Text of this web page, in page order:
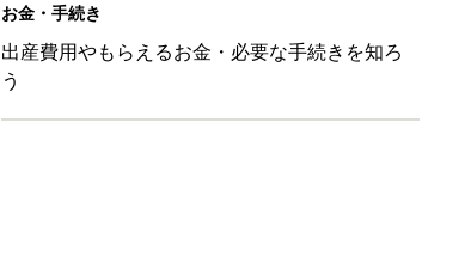
お金・手続き
出産費用やもらえるお金・必要な手続きを知ろ
う